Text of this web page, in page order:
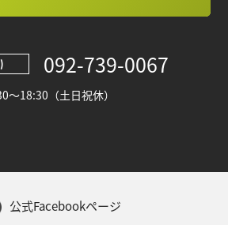
092-739-0067
～18:30（土日祝休）
公式Facebookページ